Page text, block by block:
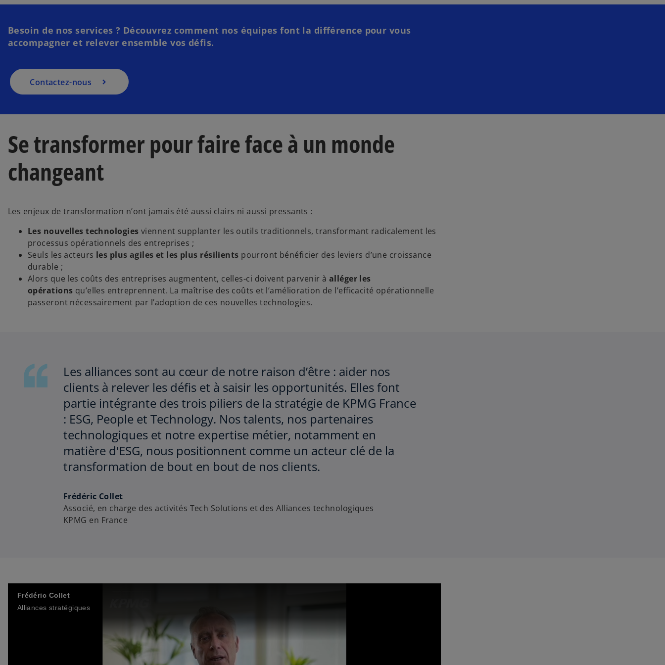
Besoin de nos services ? Découvrez comment nos équipes font la différence pour vous
accompagner et relever ensemble vos défis.​
Contactez-nous
Se transformer pour faire face à un monde
changeant
Les enjeux de transformation n’ont jamais été aussi clairs ni aussi pressants :
Les nouvelles technologies viennent supplanter les outils traditionnels, transformant radicalement les
processus opérationnels des entreprises ;
Seuls les acteurs les plus agiles et les plus résilients pourront bénéficier des leviers d’une croissance
durable ;
Alors que les coûts des entreprises augmentent, celles-ci doivent parvenir à alléger les
opérations qu’elles entreprennent. La maîtrise des coûts et l’amélioration de l’efficacité opérationnelle
passeront nécessairement par l’adoption de ces nouvelles technologies.
Les alliances sont au cœur de notre raison d’être : aider nos
clients à relever les défis et à saisir les opportunités. Elles font
partie intégrante des trois piliers de la stratégie de KPMG France
: ESG, People et Technology. Nos talents, nos partenaires
technologiques et notre expertise métier, notamment en
matière d'ESG, nous positionnent comme un acteur clé de la
transformation de bout en bout de nos clients.
Frédéric Collet
Associé, en charge des activités Tech Solutions et des Alliances technologiques
KPMG en France
Frédéric Collet
Alliances stratégiques